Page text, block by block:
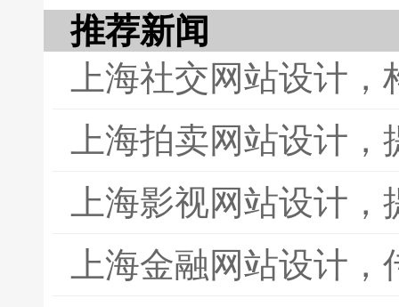
推荐新闻
上海社交网站设计
上海拍卖网站设计
上海影视网站设计
上海金融网站设计